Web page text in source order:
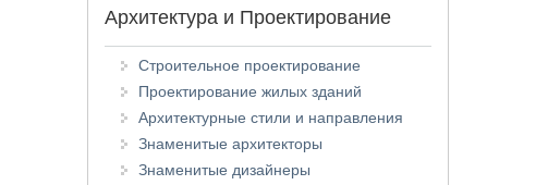
Архитектура и Проектирование
Строительное проектирование
Проектирование жилых зданий
Архитектурные стили и направления
Знаменитые архитекторы
Знаменитые дизайнеры